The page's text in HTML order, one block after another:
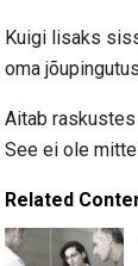
Kuigi lisaks
oma
Aitab
See ei ole
Related